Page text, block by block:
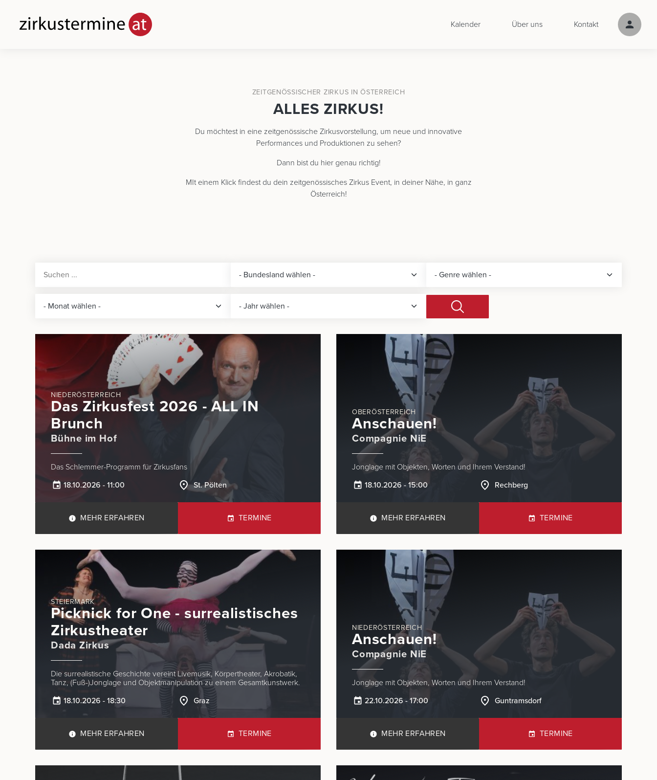
Kalender Über uns Kontakt
ZEITGENÖSSISCHER ZIRKUS IN ÖSTERREICH
ALLES ZIRKUS!
Du möchtest in eine zeitgenössische Zirkusvorstellung, um neue und innovative
Performances und Produktionen zu sehen?
Dann bist du hier genau richtig!
MIt einem Klick findest du dein zeitgenössisches Zirkus Event, in deiner Nähe, in ganz
Österreich!
NIEDERÖSTERREICH
Das Zirkusfest 2026 - ALL IN
Brunch
Bühne im Hof
Das Schlemmer-Programm für Zirkusfans
18.10.2026 - 11:00
St. Pölten
MEHR ERFAHREN TERMINE
OBERÖSTERREICH
Anschauen!
Compagnie NiE
18.10.2026 - 15:00
Rechberg
MEHR ERFAHREN TERMINE
STEIERMARK
Picknick for One - surrealistisches
Zirkustheater
Dada Zirkus
Die surrealistische Geschichte vereint Livemusik, Körpertheater, Akrobatik,
Tanz, (Fuß-)Jonglage und Objektmanipulation zu einem Gesamtkunstwerk.
18.10.2026 - 18:30
Graz
MEHR ERFAHREN TERMINE
NIEDERÖSTERREICH
Anschauen!
Compagnie NiE
22.10.2026 - 17:00
Guntramsdorf
MEHR ERFAHREN TERMINE